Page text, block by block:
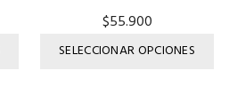
$55.900
SELECCIONAR OPCIONES